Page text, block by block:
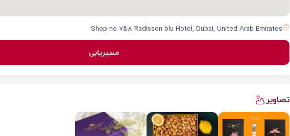
Shop no 7&8 Radisson blu Hotel, Dubai, United Arab Emirates
مسیریابی
تصاویر